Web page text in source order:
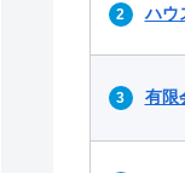
ハウ
有限